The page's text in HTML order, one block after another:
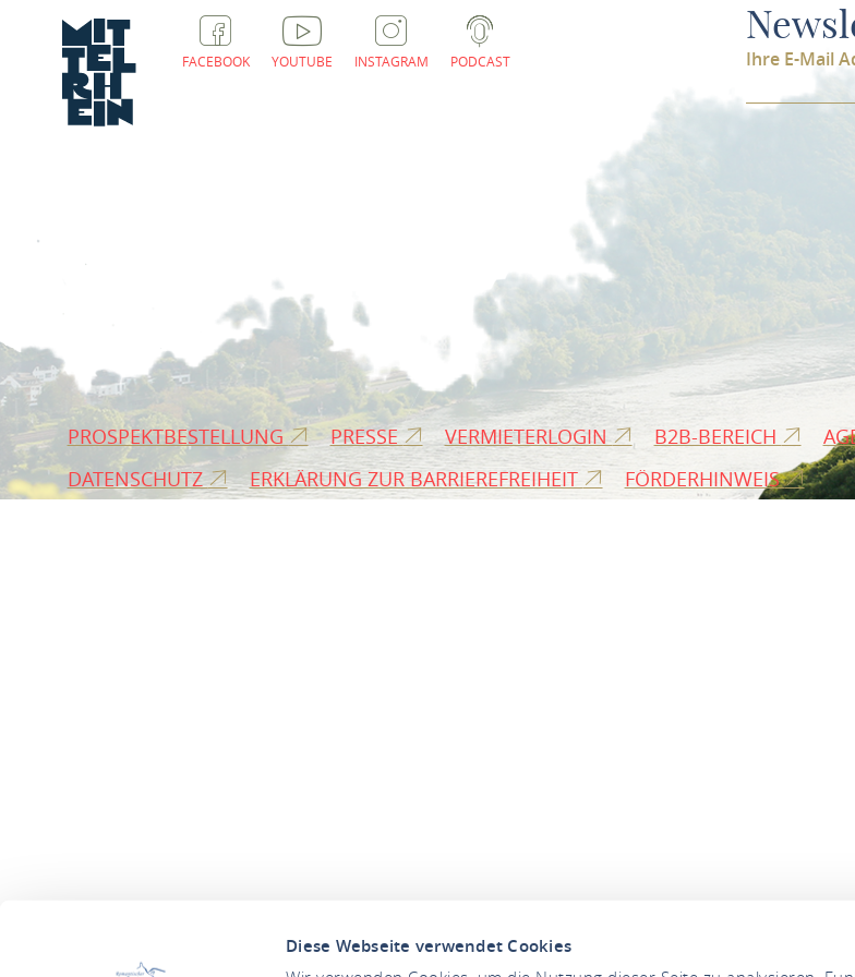
Diese Webseite verwendet Cookies
FACEBOOK YOUTUBE INSTAGRAM PODCAST Ihre E-Mail
PROSPEKTBESTELLUNG PRESSE VERMIETERLOGIN B2B-BEREICH
DATENSCHUTZ
ERKLÄRUNG ZUR BARRIEREFREIHEIT FÖRDERHINWEIS